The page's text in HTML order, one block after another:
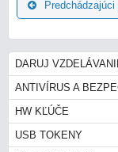
Predchádzajúci
DARUJ
ANTIVÍRUS A
HW KĽÚČE
USB TOKENY